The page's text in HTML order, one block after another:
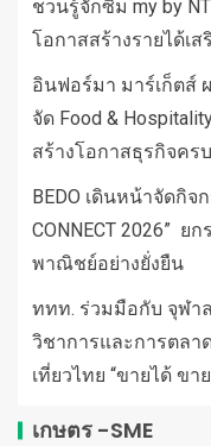
ชวนรู้จักซิม my by
โอกาสสร้างรายได้เส
อินฟอร์มา มาร์เก็ตส์
จัด Food &
สร้างโอกาสธุรกิจคร
BEDO เดินหน้าจัดกิจ
CONNECT 2026”
พาณิชย์อย่างยั่งยืน
ททท. ร่วมมือกับ จุฬา
วิชาการและการตลา
เที่ยวไทย “ขายได้ ขา
เกษตร -SME